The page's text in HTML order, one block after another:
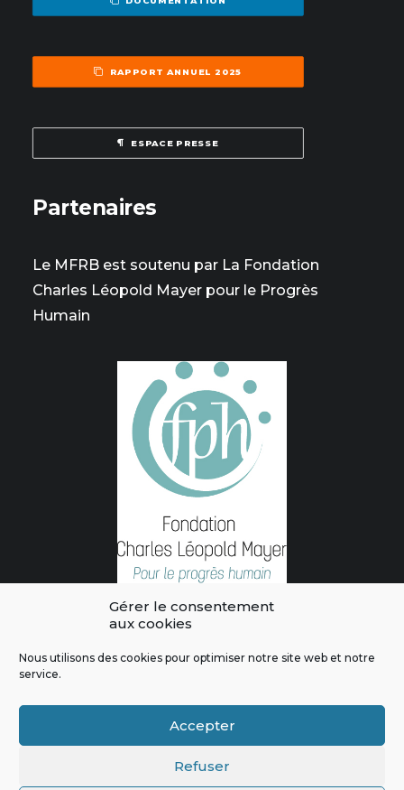
Gérer le consentement
aux cookies
Nous utilisons des cookies pour optimiser notre site web et notre
service.
Accepter
Refuser
RAPPORT ANNUEL 2025
ESPACE PRESSE
Partenaires
Le MFRB est soutenu par La Fondation
Charles Léopold Mayer pour le Progrès
Humain
L'intégralité des contenus de ce site sont publiés sous licence
|Politique de confidentialité